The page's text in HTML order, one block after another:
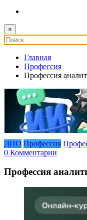
×
Главная
Профессия
Профессия
ДПО Профессия
0 Комментарии
Профессия